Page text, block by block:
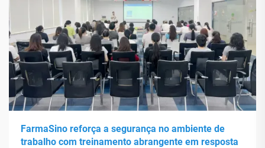
FarmaSino reforça a segurança no ambiente de
trabalho com treinamento abrangente em resposta